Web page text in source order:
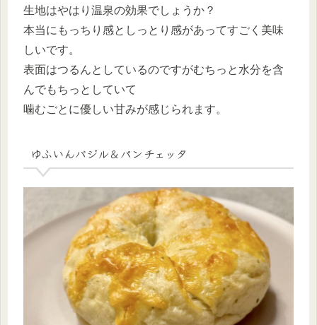
生地はやはり温泉の効果でしょうか？
本当にもっちり感としっとり感があってすごく美味
しいです。
表面はつるんとしているのですがむちっと水分を含
んでもちっとしていて
噛むごとに優しい甘みが感じられます。
ゆふいんバジル＆パンチェッタ